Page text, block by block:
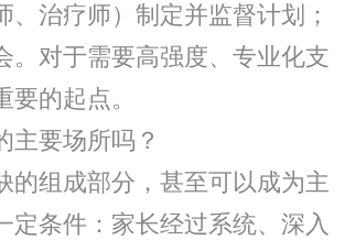
治疗师）制定并监督计划；
。对于需要高强度、专业化支
的起点。
要场所吗？
组成部分，甚至可以成为主
定条件：家长经过系统、深入